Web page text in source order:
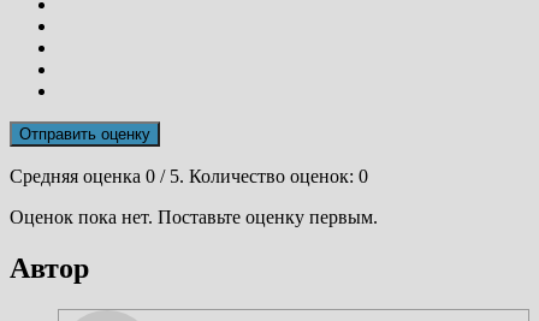
Отправить оценку
Средняя оценка 0 / 5. Количество оценок: 0
Оценок пока нет. Поставьте оценку первым.
Автор